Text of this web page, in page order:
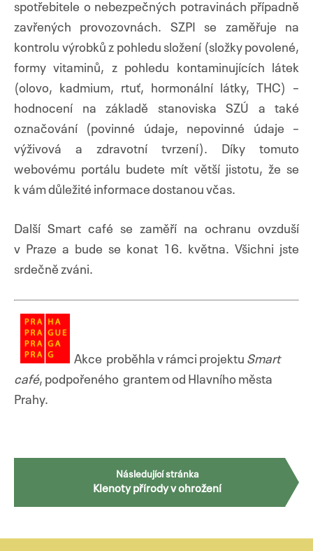
spotřebitele o nebezpečných potravinách případně
zavřených provozovnách. SZPI se zaměřuje na
kontrolu výrobků z pohledu složení (složky povolené,
formy vitaminů, z pohledu kontaminujících látek
(olovo, kadmium, rtuť, hormonální látky, THC) –
hodnocení na základě stanoviska SZÚ a také
označování (povinné údaje, nepovinné údaje –
výživová a zdravotní tvrzení). Díky tomuto
webovému portálu budete mít větší jistotu, že se
k vám důležité informace dostanou včas.
Další Smart café se zaměří na ochranu ovzduší
v Praze a bude se konat 16. května. Všichni jste
srdečně zváni.
Akce proběhla v rámci projektu Smart
café, podpořeného grantem od Hlavního města
Prahy.
NavigaceNásledující stránka
Klenoty přírody v ohrožení